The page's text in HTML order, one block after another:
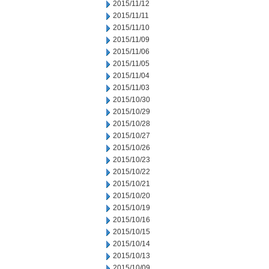
2015/11/12
2015/11/11
2015/11/10
2015/11/09
2015/11/06
2015/11/05
2015/11/04
2015/11/03
2015/10/30
2015/10/29
2015/10/28
2015/10/27
2015/10/26
2015/10/23
2015/10/22
2015/10/21
2015/10/20
2015/10/19
2015/10/16
2015/10/15
2015/10/14
2015/10/13